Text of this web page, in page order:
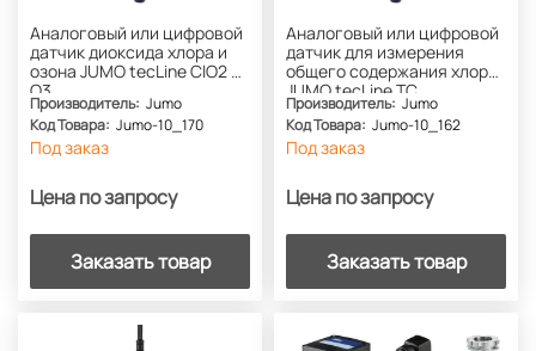
Аналоговый или цифровой
датчик диоксида хлора и
озона JUMO tecLine ClO2 и
O3
Производитель: Jumo
Код Товара: Jumo-10_170
Под заказ
Цена по запросу
Заказать товар
Аналоговый или цифровой
датчик для измерения
общего содержания хлора
JUMO tecLine TC
Производитель: Jumo
Код Товара: Jumo-10_162
Под заказ
Цена по запросу
Заказать товар